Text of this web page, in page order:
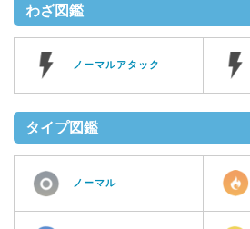
わざ図鑑
ノーマルアタック
タイプ図鑑
ノーマル